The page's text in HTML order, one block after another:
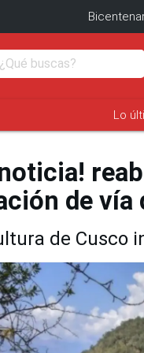
Lo
de vía
de Cusco